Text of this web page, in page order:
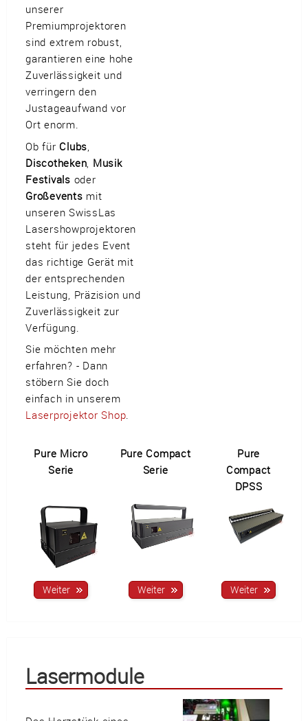
unserer
Premiumprojektoren
sind extrem robust,
garantieren eine hohe
Zuverlässigkeit und
verringern den
Justageaufwand vor
Ort enorm.
Ob für Clubs
Discotheken Musik
Festivals oder
Großevents mit
unseren SwissLas
Lasershowprojektoren
steht für jedes Event
das richtige Gerät mit
der entsprechenden
Leistung, Präzision und
Zuverlässigkeit zur
Verfügung.
Sie möchten mehr
erfahren? - Dann
stöbern Sie doch
einfach in unserem
Laserprojektor Shop.
Pure Micro
Serie
Pure Compact
Serie
Pure
Compact
DPSS
Lasermodule